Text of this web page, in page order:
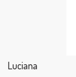
Luciana